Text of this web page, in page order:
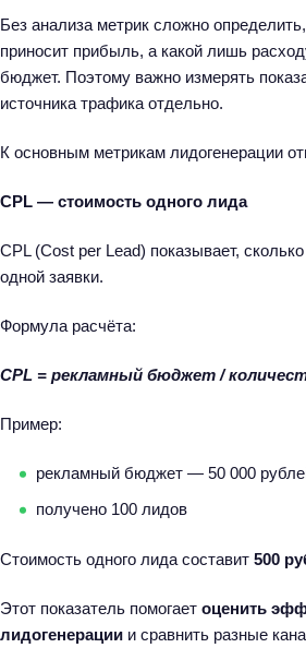
Без анализа метрик сложно
приносит прибыль, а какой лишь
бюджет. Поэтому важно измерять
источника трафика отдельно.
К основным метрикам лидогенерации
CPL — стоимость одного лида
CPL (Cost per Lead) показывает,
одной заявки.
Формула расчёта:
CPL = рекламный бюджет /
Пример:
рекламный бюджет — 50 000
получено 100 лидов
Стоимость одного лида составит 500
Этот показатель помогает оценить
лидогенерации и сравнить разные